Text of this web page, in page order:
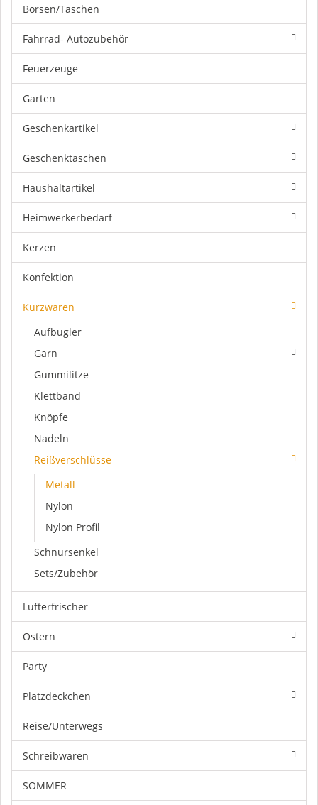
Börsen/Taschen
Fahrrad- Autozubehör
Feuerzeuge
Garten
Geschenkartikel
Geschenktaschen
Haushaltartikel
Heimwerkerbedarf
Kerzen
Konfektion
Kurzwaren
Aufbügler
Garn
Gummilitze
Klettband
Knöpfe
Nadeln
Reißverschlüsse
Metall
Nylon
Nylon Profil
Schnürsenkel
Sets/Zubehör
Lufterfrischer
Ostern
Party
Platzdeckchen
Reise/Unterwegs
Schreibwaren
SOMMER